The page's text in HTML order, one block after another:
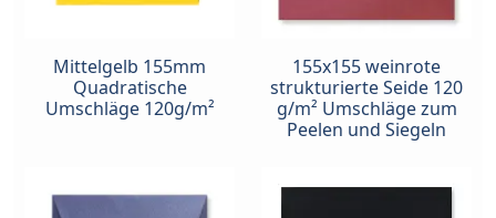
Mittelgelb 155mm
Quadratische
Umschläge 120g/m²
155x155 weinrote
strukturierte Seide 120
g/m² Umschläge zum
Peelen und Siegeln